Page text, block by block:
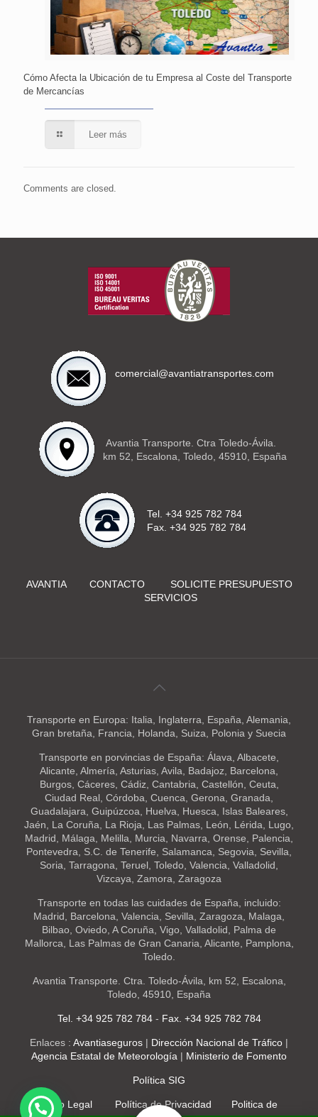
Cómo Afecta la Ubicación de tu Empresa al Coste del Transporte
de Mercancías
Leer más
Comments are closed.
comercial@avantiatransportes.com
Avantia Transporte. Ctra Toledo-Ávila.
km 52, Escalona, Toledo, 45910, España
Tel. +34 925 782 784
Fax. +34 925 782 784
AVANTIA CONTACTO
SOLICITE PRESUPUESTO
SERVICIOS
Transporte en Europa: Italia, Inglaterra, España, Alemania,
Gran bretaña, Francia, Holanda, Suiza, Polonia y Suecia
Transporte en porvincias de España: Álava, Albacete,
Alicante, Almería, Asturias, Avila, Badajoz, Barcelona,
Burgos, Cáceres, Cádiz, Cantabria, Castellón, Ceuta,
Ciudad Real, Córdoba, Cuenca, Gerona, Granada,
Guadalajara, Guipúzcoa, Huelva, Huesca, Islas Baleares,
Jaén, La Coruña, La Rioja, Las Palmas, León, Lérida, Lugo,
Madrid, Málaga, Melilla, Murcia, Navarra, Orense, Palencia,
Pontevedra, S.C. de Tenerife, Salamanca, Segovia, Sevilla,
Soria, Tarragona, Teruel, Toledo, Valencia, Valladolid,
Vizcaya, Zamora, Zaragoza
Transporte en todas las cuidades de España, incluido:
Madrid, Barcelona, Valencia, Sevilla, Zaragoza, Malaga,
Bilbao, Oviedo, A Coruña, Vigo, Valladolid, Palma de
Mallorca, Las Palmas de Gran Canaria, Alicante, Pamplona,
Toledo.
Avantia Transporte. Ctra. Toledo-Ávila, km 52, Escalona,
Toledo, 45910, España
Tel. +34 925 782 784- Fax. +34 925 782 784
Enlaces : Avantiaseguros | Dirección Nacional de Tráfico |
Agencia Estatal de Meteorología | Ministerio de Fomento
Política SIG
Aviso Legal Política de Privacidad
Politica de